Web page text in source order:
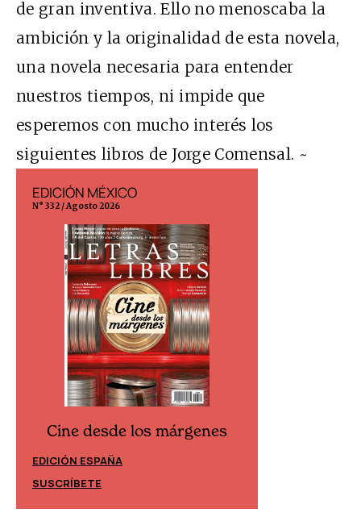
de gran inventiva. Ello no menoscaba la
ambición y la originalidad de esta novela,
una novela necesaria para entender
nuestros tiempos, ni impide que
esperemos con mucho interés los
siguientes libros de Jorge Comensal. ~
EDICIÓN MÉXICO
N° 332 / Agosto 2026
Cine desde los márgenes
EDICIÓN ESPAÑA
SUSCRÍBETE